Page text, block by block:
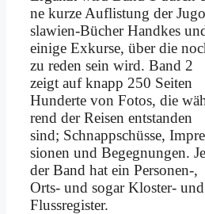
ne kur­ze Auf­li­stung der
sla­wi­en-Bü­cher Hand­kes
ei­ni­ge Ex­kur­se, über die
zu re­den sein wird. Band 2
zeigt auf knapp 250 Sei­ten
Hun­der­te von Fo­tos, die
rend der Rei­sen ent­stan­den
sind; Schnapp­schüs­se,
sio­nen und Be­geg­nun­gen.
der Band hat ein Personen‑,
Orts- und so­gar Klo­ster- und
Fluss­re­gi­ster.